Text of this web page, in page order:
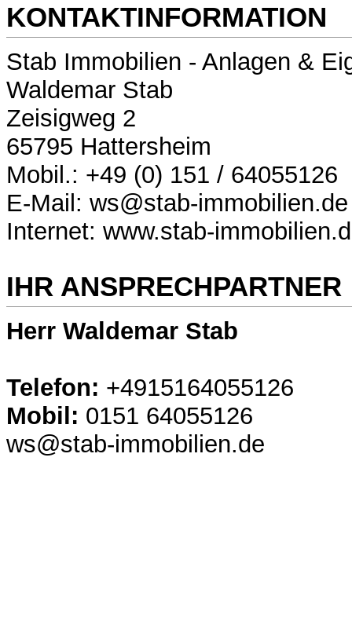
KONTAKTINFORMATION
Stab Immobilien - Anlagen &
Waldemar Stab
Zeisigweg 2
65795 Hattersheim
Mobil.: +49 (0) 151 / 64055126
E-Mail: ws@stab-immobilien.de
Internet: www.stab-
IHR ANSPRECHPARTNER
Herr Waldemar Stab
Telefon: +4915164055126
Mobil: 0151 64055126
ws@stab-immobilien.de